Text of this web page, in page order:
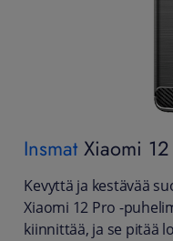
Insmat Xiaomi
Kevyttä ja kestävää
Xiaomi 12 Pro -
kiinnittää, ja se pitää